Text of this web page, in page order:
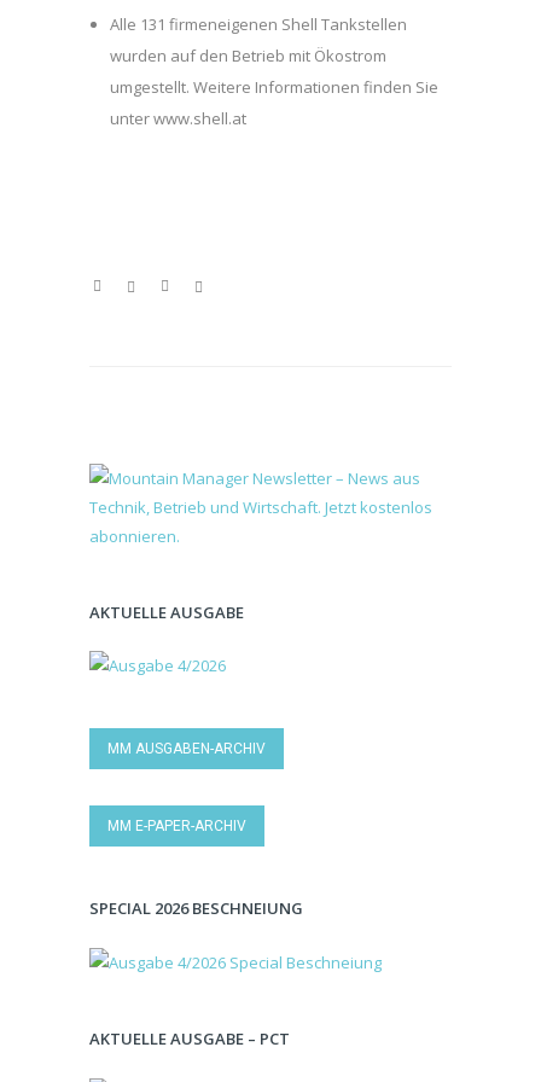
Alle 131 firmeneigenen Shell Tankstellen
wurden auf den Betrieb mit Ökostrom
umgestellt. Weitere Informationen finden Sie
unter www.shell.at
AKTUELLE AUSGABE
MM AUSGABEN-ARCHIV
MM E-PAPER-ARCHIV
SPECIAL 2026 BESCHNEIUNG
AKTUELLE AUSGABE – PCT